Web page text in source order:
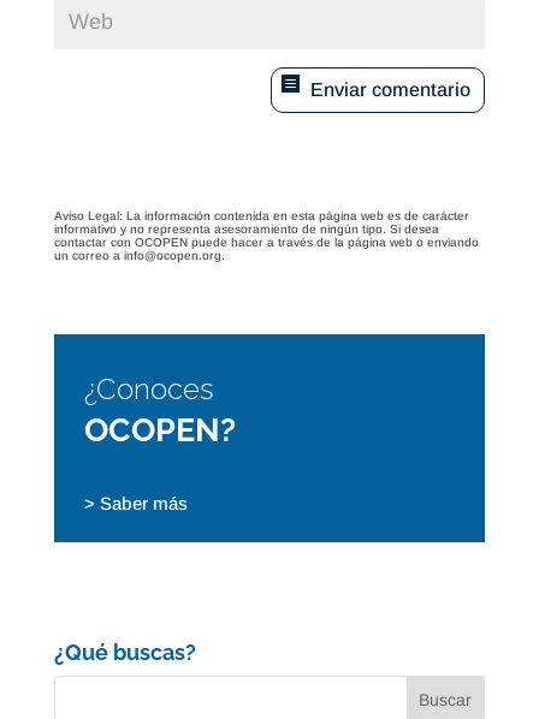
Enviar comentario
Aviso Legal: La información contenida en esta página web es de carácter
informativo y no representa asesoramiento de ningún tipo. Si desea
contactar con OCOPEN puede hacer a través de la página web o enviando
un correo a info@ocopen.org.
¿Conoces
OCOPEN?
> Saber más
¿Qué buscas?